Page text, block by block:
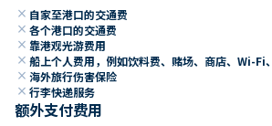
close 自家至港口的交通费
close 各个港口的交通费
close 靠港观光游费用
close 船上个人费用，例如饮料费、赌场、商店、Wi-Fi
close 海外旅行伤害保险
close 行李快递服务
额外支付费用